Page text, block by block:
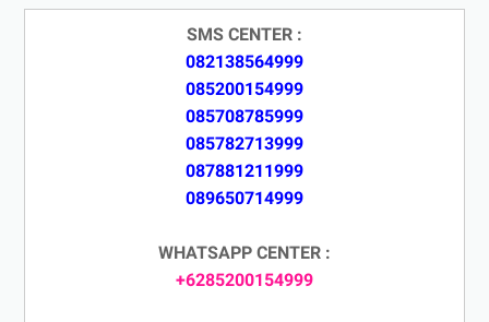
SMS CENTER :
082138564999
085200154999
085708785999
085782713999
087881211999
089650714999
WHATSAPP CENTER :
+6285200154999